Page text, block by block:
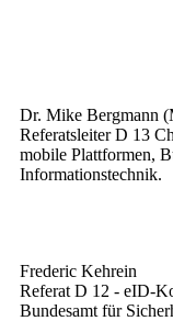
Dr. Mike Bergmann
Referatsleiter D 13
mobile Plattformen,
Informationstechnik.
Frederic Kehrein
Referat D 12 - eID-
Bundesamt für